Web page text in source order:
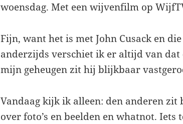
woensdag. Met een wijvenfilm op
Fijn, want het is met John Cusack en
anderzijds verschiet ik er altijd van
mijn geheugen zit hij blijkbaar
Vandaag kijk ik alleen: den anderen zit
over foto’s en beelden en whatnot. Iets